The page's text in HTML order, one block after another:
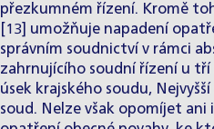
přezkumném řízení. Kromě
[13] umožňuje napadení
správním soudnictví v rámci
zahrnujícího soudní řízení u tří
úsek krajského soudu,
soud. Nelze však opomíjet ani